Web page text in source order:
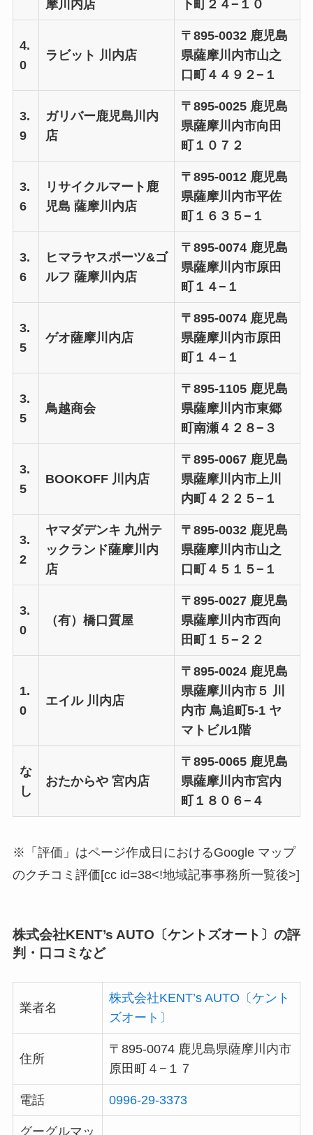
摩川内店 下町２４−１０
4.
0
ラビット 川内店
〒895-0032 鹿児島
県薩摩川内市山之
口町４４９２−１
3.
9
ガリバー鹿児島川内
店
〒895-0025 鹿児島
県薩摩川内市向田
町１０７２
3.
6
リサイクルマート鹿
児島 薩摩川内店
〒895-0012 鹿児島
県薩摩川内市平佐
町１６３５−１
3.
6
ヒマラヤスポーツ&ゴ
ルフ 薩摩川内店
〒895-0074 鹿児島
県薩摩川内市原田
町１４−１
3.
5
ゲオ薩摩川内店
〒895-0074 鹿児島
県薩摩川内市原田
町１４−１
3.
5
鳥越商会
〒895-1105 鹿児島
県薩摩川内市東郷
町南瀬４２８−３
3.
5
BOOKOFF 川内店
〒895-0067 鹿児島
県薩摩川内市上川
内町４２２５−１
3.
2
ヤマダデンキ 九州テ
ックランド薩摩川内
店
〒895-0032 鹿児島
県薩摩川内市山之
口町４５１５−１
3.
0
（有）橋口質屋
〒895-0027 鹿児島
県薩摩川内市西向
田町１５−２２
1.
0
エイル 川内店
〒895-0024 鹿児島
県薩摩川内市５ 川
内市 鳥追町5-1 ヤ
マトビル1階
な
し
おたからや 宮内店
〒895-0065 鹿児島
県薩摩川内市宮内
町１８０６−４
※「評価」はページ作成日におけるGoogle マップ
のクチコミ評価[cc id=38<!地域記事事務所一覧後>]
株式会社KENT’s AUTO〔ケントズオート〕の評
判・口コミなど
業者名
株式会社KENT’s AUTO〔ケント
ズオート〕
住所
〒895-0074 鹿児島県薩摩川内市
原田町４−１７
電話 0996-29-3373
グーグルマッ